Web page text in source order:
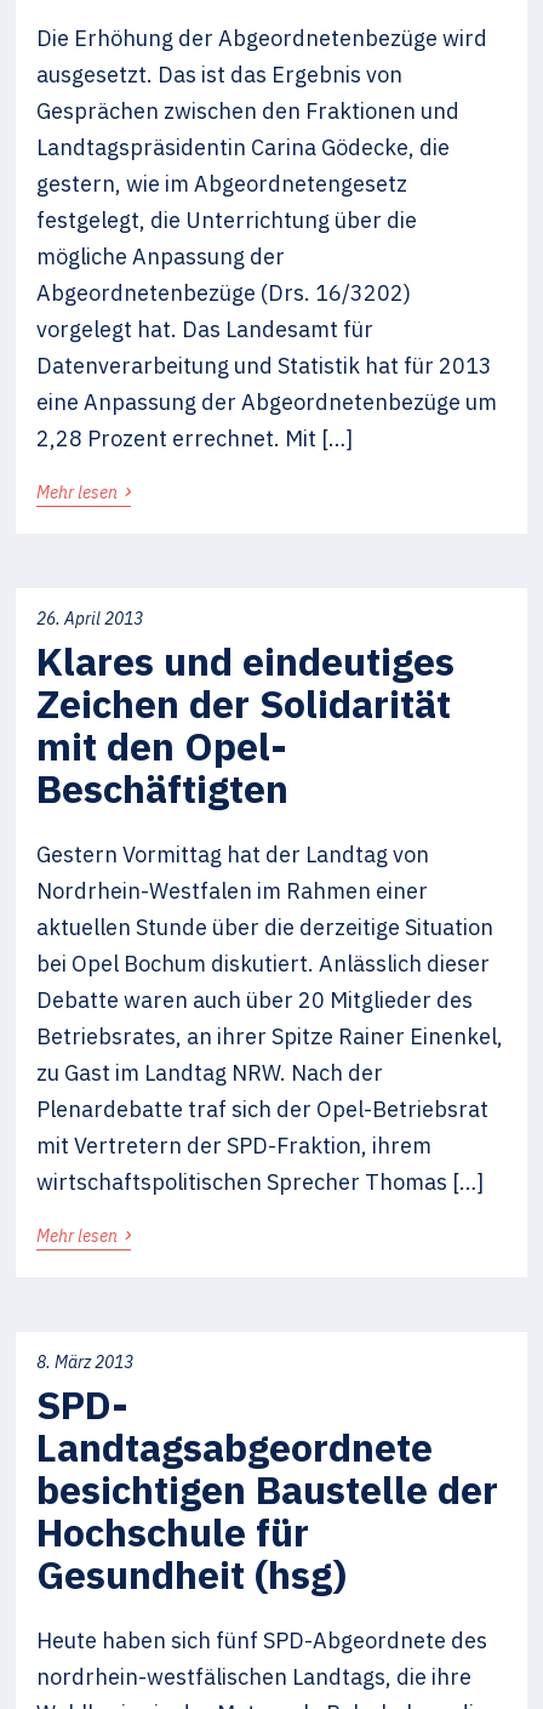
Die Erhöhung der Abgeordnetenbezüge wird
ausgesetzt. Das ist das Ergebnis von
Gesprächen zwischen den Fraktionen und
Landtagspräsidentin Carina Gödecke, die
gestern, wie im Abgeordnetengesetz
festgelegt, die Unterrichtung über die
mögliche Anpassung der
Abgeordnetenbezüge (Drs. 16/3202)
vorgelegt hat. Das Landesamt für
Datenverarbeitung und Statistik hat für 2013
eine Anpassung der Abgeordnetenbezüge um
2,28 Prozent errechnet. Mit […]
Mehr lesen ›
26. April 2013
Klares und eindeutiges
Zeichen der Solidarität
mit den Opel-
Beschäftigten
Gestern Vormittag hat der Landtag von
Nordrhein-Westfalen im Rahmen einer
aktuellen Stunde über die derzeitige Situation
bei Opel Bochum diskutiert. Anlässlich dieser
Debatte waren auch über 20 Mitglieder des
Betriebsrates, an ihrer Spitze Rainer Einenkel,
zu Gast im Landtag NRW. Nach der
Plenardebatte traf sich der Opel-Betriebsrat
mit Vertretern der SPD-Fraktion, ihrem
wirtschaftspolitischen Sprecher Thomas […]
Mehr lesen ›
8. März 2013
SPD-
Landtagsabgeordnete
besichtigen Baustelle der
Hochschule für
Gesundheit (hsg)
Heute haben sich fünf SPD-Abgeordnete des
nordrhein-westfälischen Landtags, die ihre